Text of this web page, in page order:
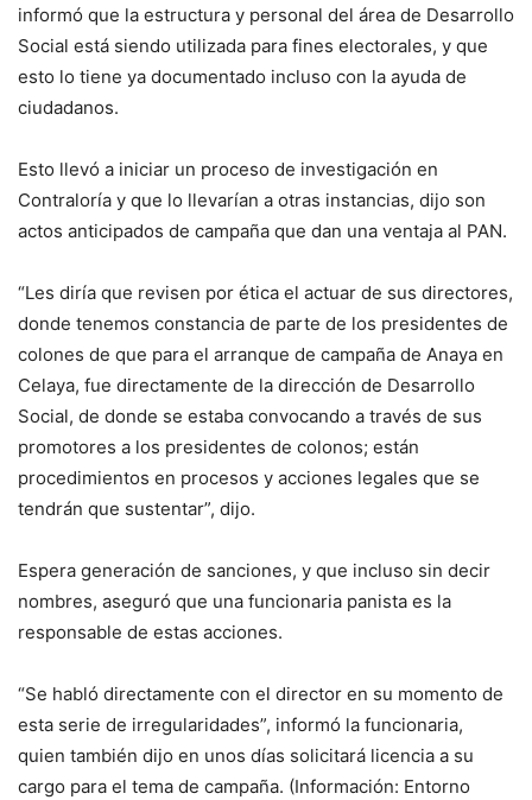
informó que la estructura y personal del área de Desarrollo
Social está siendo utilizada para fines electorales, y que
esto lo tiene ya documentado incluso con la ayuda de
ciudadanos.
Esto llevó a iniciar un proceso de investigación en
Contraloría y que lo llevarían a otras instancias, dijo son
actos anticipados de campaña que dan una ventaja al PAN.
“Les diría que revisen por ética el actuar de sus directores,
donde tenemos constancia de parte de los presidentes de
colones de que para el arranque de campaña de Anaya en
Celaya, fue directamente de la dirección de Desarrollo
Social, de donde se estaba convocando a través de sus
promotores a los presidentes de colonos; están
procedimientos en procesos y acciones legales que se
tendrán que sustentar”, dijo.
Espera generación de sanciones, y que incluso sin decir
nombres, aseguró que una funcionaria panista es la
responsable de estas acciones.
“Se habló directamente con el director en su momento de
esta serie de irregularidades”, informó la funcionaria,
quien también dijo en unos días solicitará licencia a su
cargo para el tema de campaña. (Información: Entorno